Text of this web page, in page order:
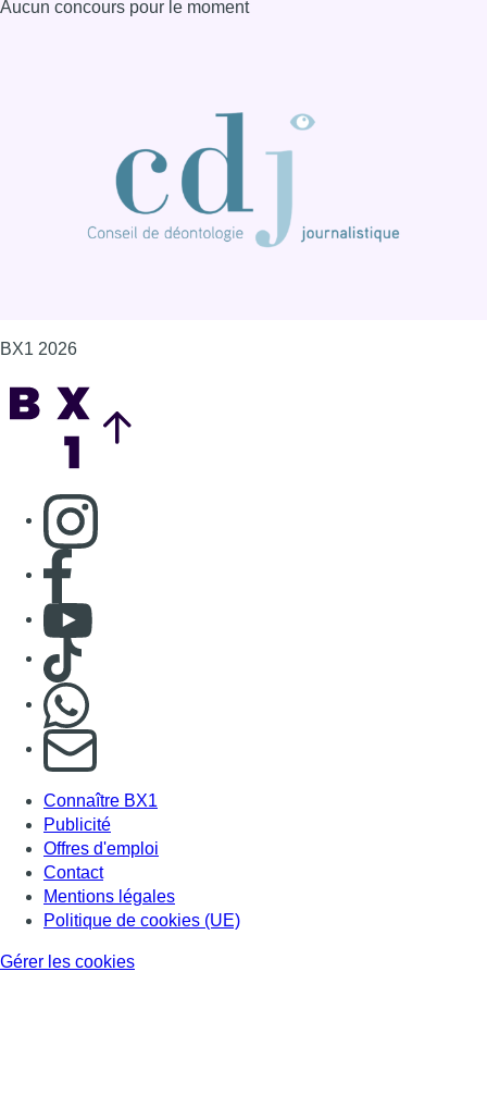
Consulter page Instagram
S'abonner à notre newsletter
Connaître BX1
Publicité
Offres d'emploi
Contact
Mentions légales
Politique de cookies (UE)
Gérer les cookies